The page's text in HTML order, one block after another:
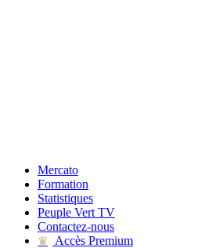
Mercato
Formation
Statistiques
Peuple Vert TV
Contactez-nous
♛
Accès Premium